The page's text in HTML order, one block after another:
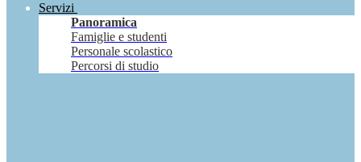
Servizi
Panoramica
Famiglie e studenti
Personale scolastico
Percorsi di studio